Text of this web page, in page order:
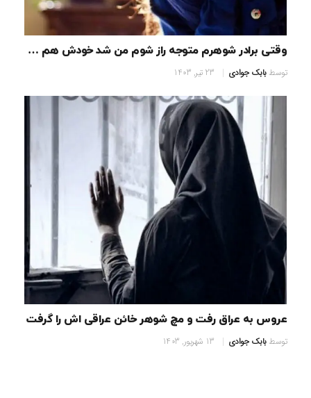
وقتی برادر شوهرم متوجه راز شوم من شد خودش هم …
توسطبابک جوادی 23 تیر, 1403
عروس به عراق رفت و مچ شوهر خائن عراقی اش را گرفت
توسطبابک جوادی 13 شهریور, 1403